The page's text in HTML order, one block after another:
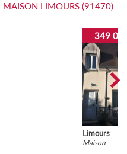
MAISON LIMOURS (91470)